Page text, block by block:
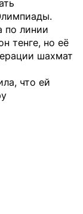
по линии
тенге, но её
шахмат
что ей